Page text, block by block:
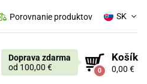
Porovnanie produktov SK
Doprava zdarma
od 100,00 €
0
Košík
0,00 €